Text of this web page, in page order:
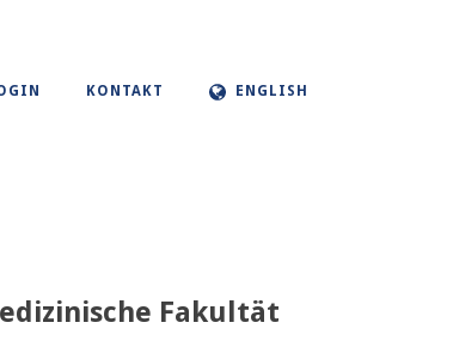
KONTAKT ENGLISH
Fakultät